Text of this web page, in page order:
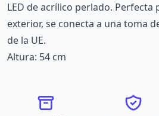
LED de acrílico perlado.
exterior, se conecta a una toma
de la UE.
Altura: 54 cm